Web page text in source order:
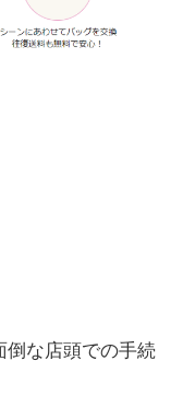
倒な店頭での手続